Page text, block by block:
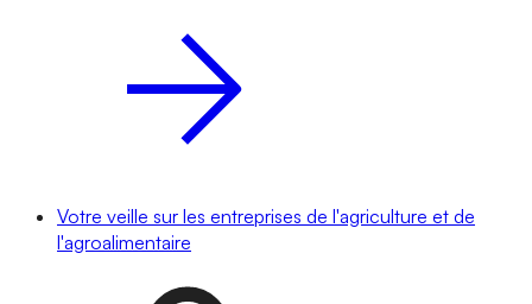
Votre veille sur les entreprises de l'agriculture et de
l'agroalimentaire